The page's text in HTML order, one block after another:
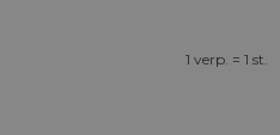
1 verp. = 1 st.